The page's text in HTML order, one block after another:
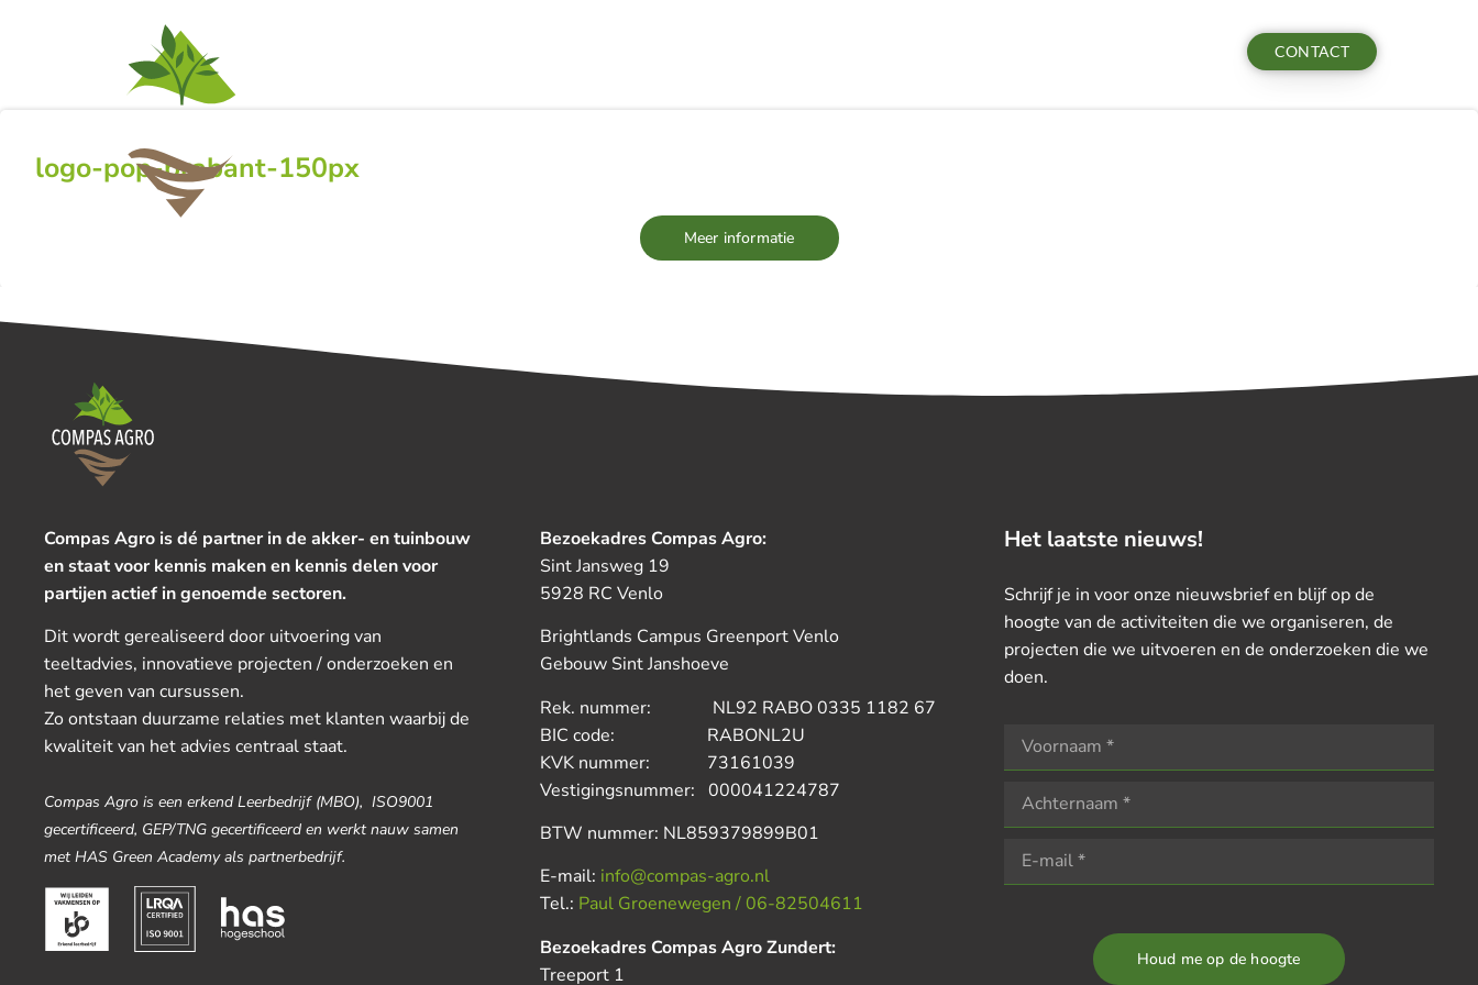
CONTACT
logo-pop-brabant-150px
Meer informatie
Compas Agro is dé partner in de akker- en tuinbouw
en staat voor kennis maken en kennis delen voor
partijen actief in genoemde sectoren.
Dit wordt gerealiseerd door uitvoering van
teeltadvies, innovatieve projecten / onderzoeken en
het geven van cursussen.
Zo ontstaan duurzame relaties met klanten waarbij de
kwaliteit van het advies centraal staat.
Compas Agro is een erkend Leerbedrijf (MBO), ISO9001
gecertificeerd, GEP/TNG gecertificeerd en werkt nauw samen
met HAS Green Academy als partnerbedrijf.
Bezoekadres Compas Agro:
Sint Jansweg 19
5928 RC Venlo
Brightlands Campus Greenport Venlo
Gebouw Sint Janshoeve
Rek. nummer: NL92 RABO 0335 1182 67
BIC code: RABONL2U
KVK nummer: 73161039
Vestigingsnummer: 000041224787
BTW nummer: NL859379899B01
E-mail: info@compas-agro.nl
Tel.: Paul Groenewegen / 06-82504611
Bezoekadres Compas Agro Zundert:
Treeport 1
Het laatste nieuws!
Schrijf je in voor onze nieuwsbrief en blijf op de
hoogte van de activiteiten die we organiseren, de
projecten die we uitvoeren en de onderzoeken die we
doen.
Houd me op de hoogte